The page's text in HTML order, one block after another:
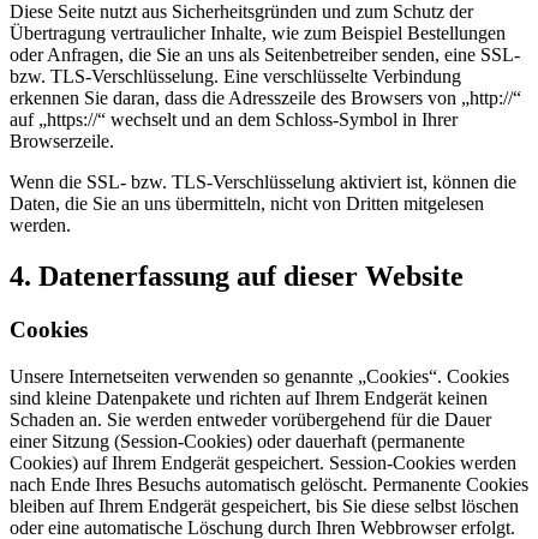
Diese Seite nutzt aus Sicherheitsgründen und zum Schutz der
Übertragung vertraulicher Inhalte, wie zum Beispiel Bestellungen
oder Anfragen, die Sie an uns als Seitenbetreiber senden, eine SSL-
bzw. TLS-Verschlüsselung. Eine verschlüsselte Verbindung
erkennen Sie daran, dass die Adresszeile des Browsers von „http://“
auf „https://“ wechselt und an dem Schloss-Symbol in Ihrer
Browserzeile.
Wenn die SSL- bzw. TLS-Verschlüsselung aktiviert ist, können die
Daten, die Sie an uns übermitteln, nicht von Dritten mitgelesen
werden.
4. Datenerfassung auf dieser Website
Cookies
Unsere Internetseiten verwenden so genannte „Cookies“. Cookies
sind kleine Datenpakete und richten auf Ihrem Endgerät keinen
Schaden an. Sie werden entweder vorübergehend für die Dauer
einer Sitzung (Session-Cookies) oder dauerhaft (permanente
Cookies) auf Ihrem Endgerät gespeichert. Session-Cookies werden
nach Ende Ihres Besuchs automatisch gelöscht. Permanente Cookies
bleiben auf Ihrem Endgerät gespeichert, bis Sie diese selbst löschen
oder eine automatische Löschung durch Ihren Webbrowser erfolgt.